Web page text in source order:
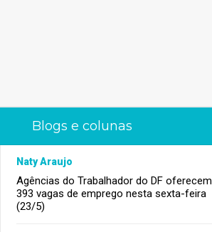
Blogs e colunas
Naty Araujo
Agências do Trabalhador do DF oferecem
393 vagas de emprego nesta sexta-feira
(23/5)